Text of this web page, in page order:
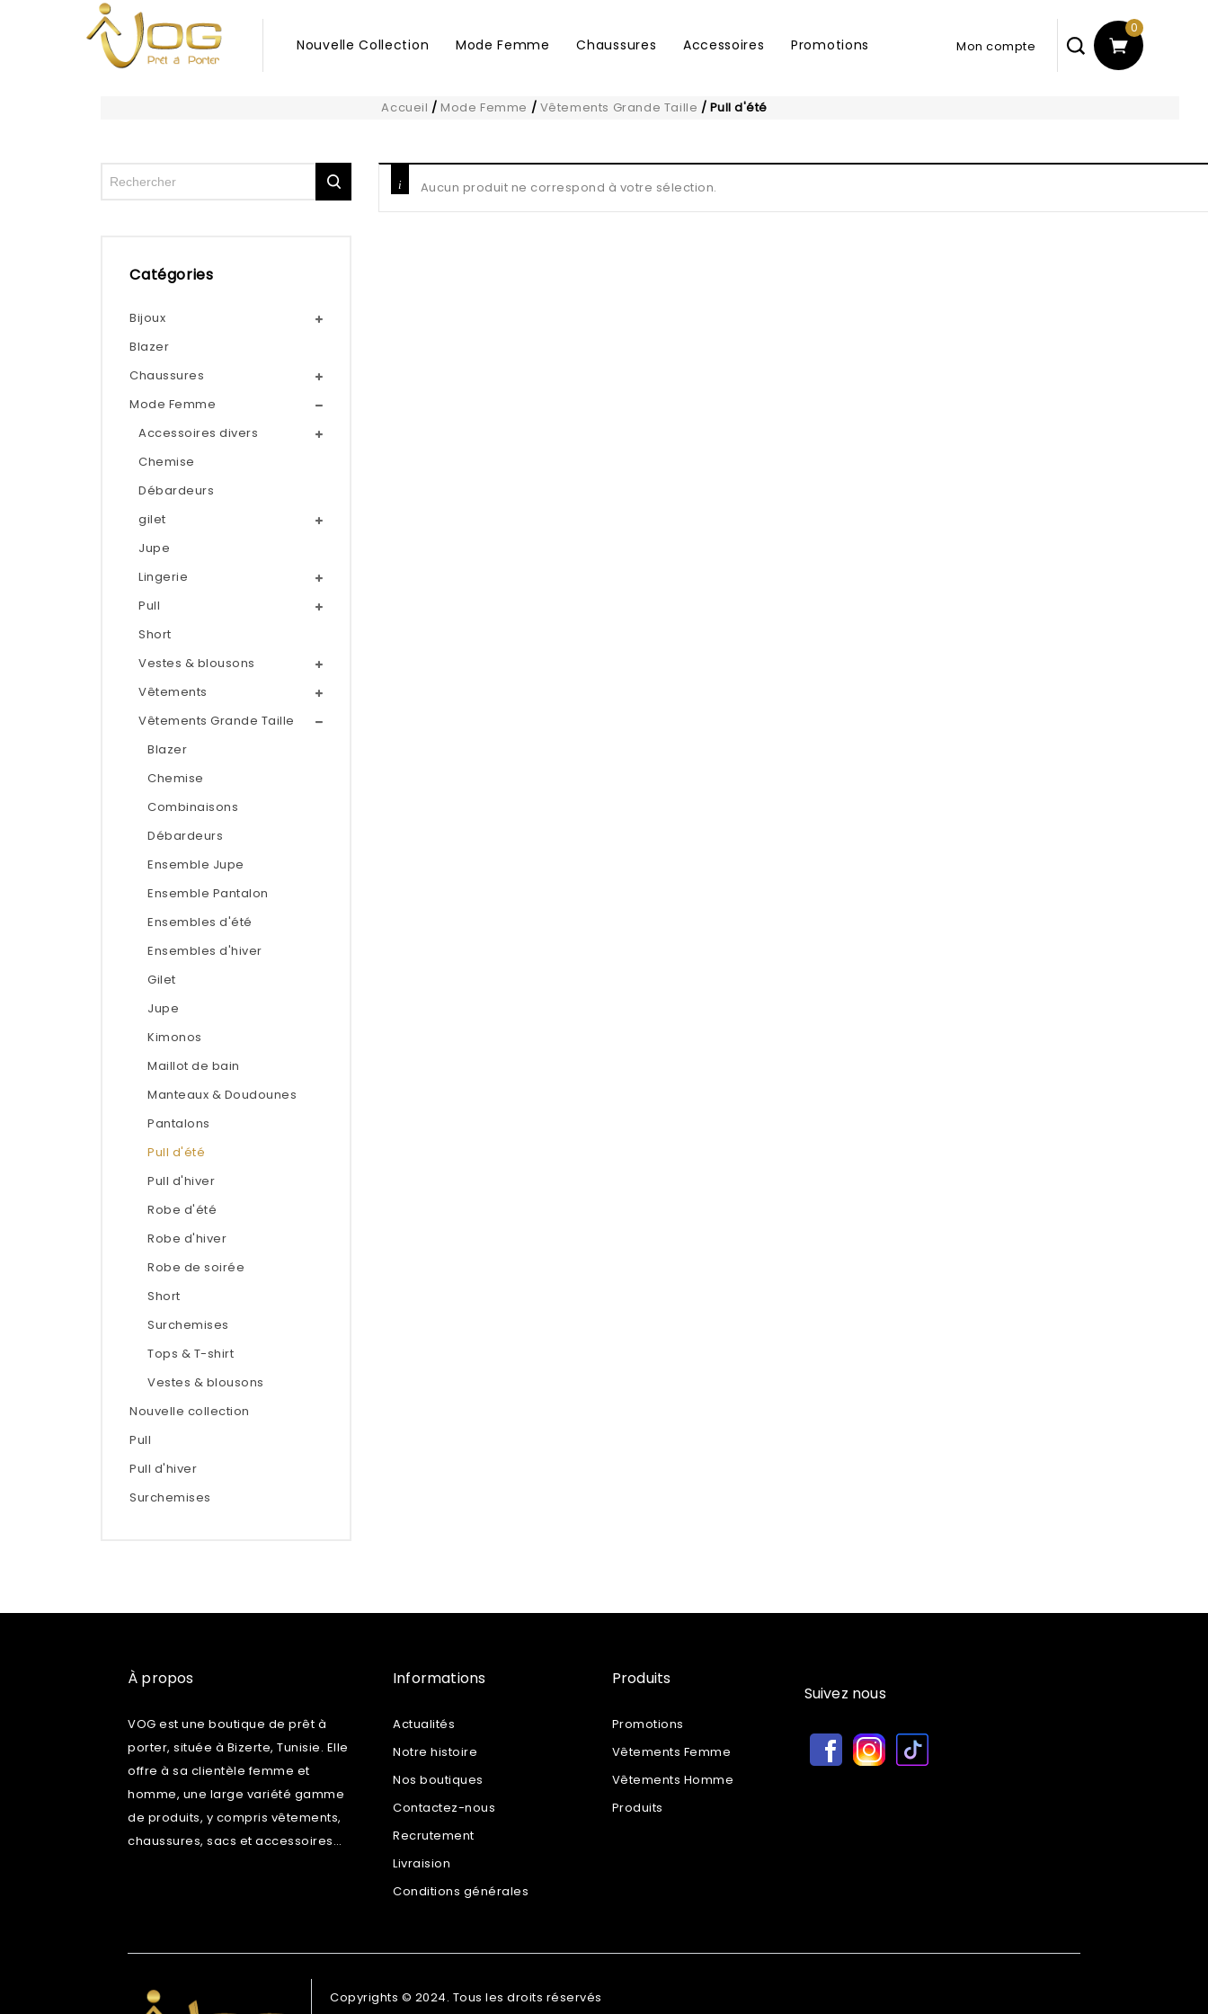
Nouvelle Collection Mode Femme Chaussures Accessoires Promotions
0
Accueil / Mode Femme / Vêtements Grande Taille / Pull d'été
Aucun produit ne correspond à votre sélection.
Catégories
Bijoux
Blazer
Chaussures
Mode Femme
Accessoires divers
Chemise
Débardeurs
gilet
Jupe
Lingerie
Pull
Short
Vestes & blousons
Vêtements
Vêtements Grande Taille
Blazer
Chemise
Combinaisons
Débardeurs
Ensemble Jupe
Ensemble Pantalon
Ensembles d'été
Ensembles d'hiver
Gilet
Jupe
Kimonos
Maillot de bain
Manteaux & Doudounes
Pantalons
Pull d'été
Pull d'hiver
Robe d'été
Robe d'hiver
Robe de soirée
Short
Surchemises
Tops & T-shirt
Vestes & blousons
Nouvelle collection
Pull
Pull d'hiver
Surchemises
À propos
VOG est une boutique de prêt à
porter, située à Bizerte, Tunisie. Elle
offre à sa clientèle femme et
homme, une large variété gamme
de produits, y compris vêtements,
chaussures, sacs et accessoires…
Informations
Actualités
Notre histoire
Nos boutiques
Contactez-nous
Recrutement
Livraision
Conditions générales
Produits
Promotions
Vêtements Femme
Vêtements Homme
Produits
Suivez nous